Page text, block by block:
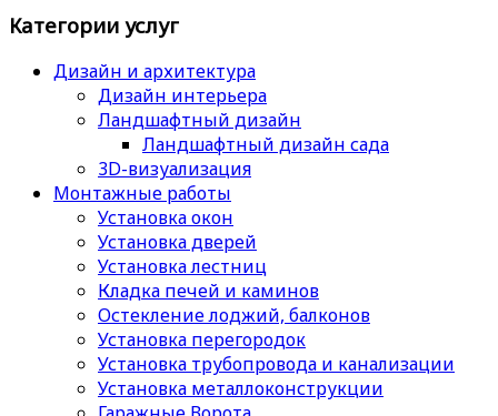
Категории услуг
Дизайн и архитектура
Дизайн интерьера
Ландшафтный дизайн
Ландшафтный дизайн сада
3D-визуализация
Монтажные работы
Установка окон
Установка дверей
Установка лестниц
Кладка печей и каминов
Остекление лоджий, балконов
Установка перегородок
Установка трубопровода и канализации
Установка металлоконструкции